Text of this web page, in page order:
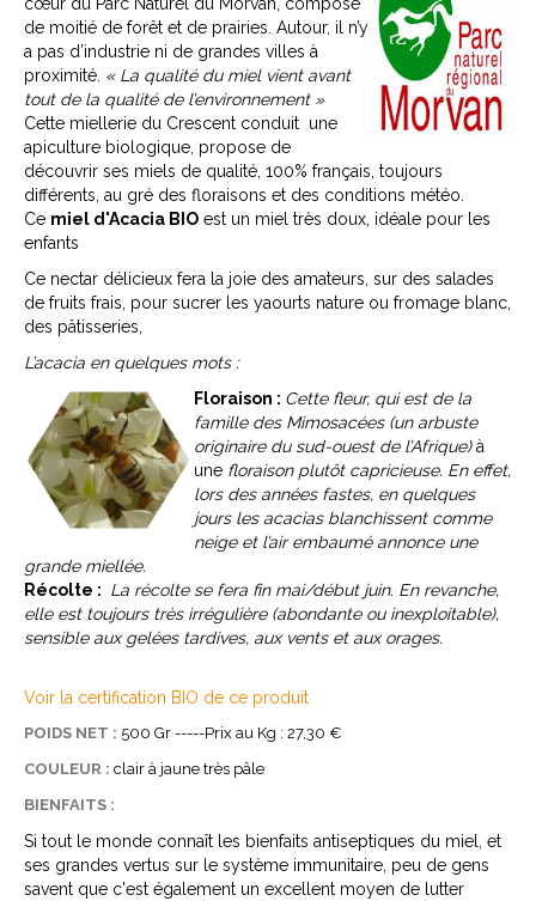
de moitié de forêt et de prairies. Autour, il n’y
a pas d’industrie ni de grandes villes à
proximité. « La qualité du miel vient avant
tout de la qualité de l’environnement »
Cette miellerie du Crescent conduit une
apiculture biologique, propose de
découvrir ses miels de qualité, 100% français, toujours
différents, au gré des floraisons et des conditions météo.
Ce miel d'Acacia BIO est un miel très doux, idéale pour les
enfants
Ce nectar délicieux fera la joie des amateurs, sur des salades
de fruits frais, pour sucrer les yaourts nature ou fromage blanc,
des pâtisseries,
L’acacia en quelques mots :
Floraison : Cette fleur, qui est de la
famille des Mimosacées (un arbuste
originaire du sud-ouest de l’Afrique)à
une floraison plutôt capricieuse. En effet,
lors des années fastes, en quelques
jours les acacias blanchissent comme
neige et l’air embaumé annonceune
grande miellée.
Récolte : La récolte se fera fin mai/début juin. En revanche,
elle est toujours très irrégulière (abondante ou inexploitable),
sensible aux gelées tardives, aux vents et aux orages.
Voir la certification BIO de ce produit
POIDS NET : 500 Gr -----Prix au Kg : 27,30 €
COULEUR : clair à jaune très pâle
BIENFAITS :
Si tout le monde connaît les bienfaits antiseptiques du miel, et
ses grandes vertus sur le système immunitaire, peu de gens
savent que c'est également un excellent moyen de lutter